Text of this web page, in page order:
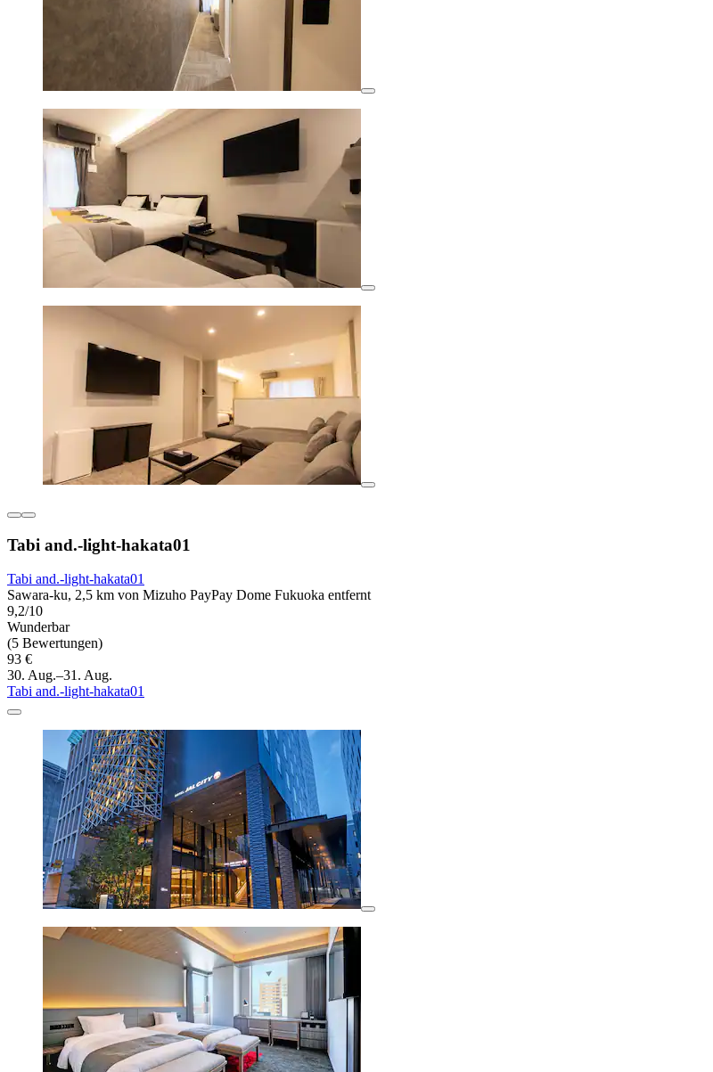
Tabi and.-light-hakata01
Tabi and.-light-hakata01
Sawara-ku, 2,5 km von Mizuho PayPay Dome Fukuoka entfernt
9,2/10
Wunderbar
(5 Bewertungen)
93 €
30. Aug.–31. Aug.
Tabi and.-light-hakata01